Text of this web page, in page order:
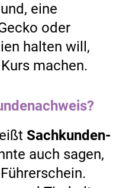
eine
oder
halten will,
machen.
Sachkunden-
auch sagen,